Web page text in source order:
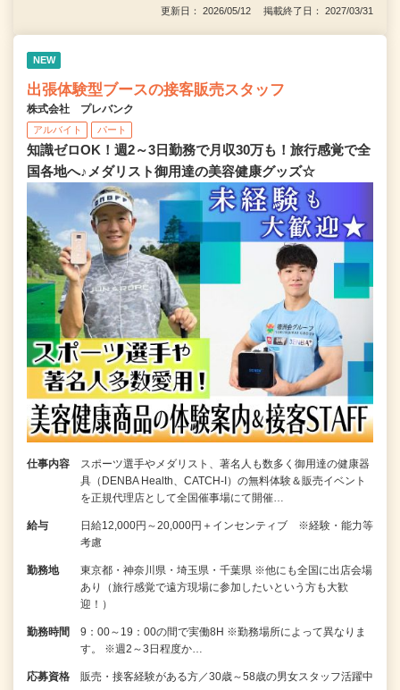
更新日： 2026/05/12 掲載終了日： 2027/03/31
NEW
出張体験型ブースの接客販売スタッフ
株式会社 プレバンク
アルバイト パート
知識ゼロOK！週2～3日勤務で月収30万も！旅行感覚で全
国各地へ♪メダリスト御用達の美容健康グッズ☆
仕事内容
スポーツ選手やメダリスト、著名人も数多く御用達の健康器
具（DENBA Health、CATCH-I）の無料体験＆販売イベント
を正規代理店として全国催事場にて開催…
給与
日給12,000円～20,000円＋インセンティブ ※経験・能力等
考慮
勤務地
東京都・神奈川県・埼玉県・千葉県 ※他にも全国に出店会場
あり（旅行感覚で遠方現場に参加したいという方も大歓
迎！）
勤務時間
9：00～19：00の間で実働8H ※勤務場所によって異なりま
す。 ※週2～3日程度か…
応募資格 販売・接客経験がある方／30歳～58歳の男女スタッフ活躍中